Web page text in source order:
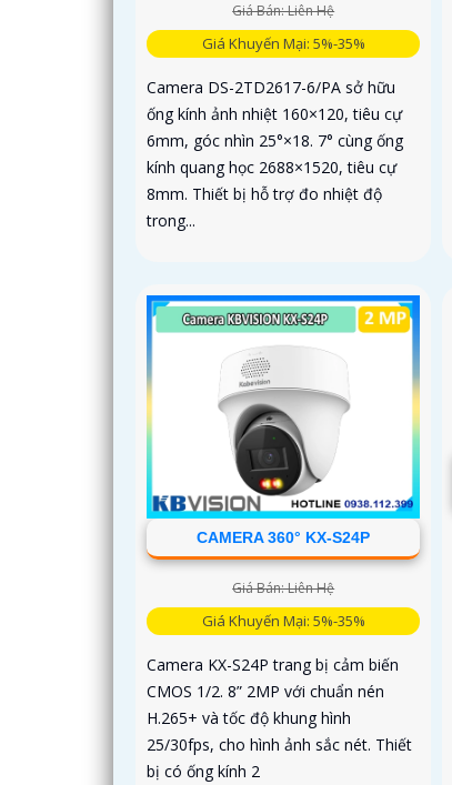
Giá Bán: Liên Hệ
Giá Khuyến Mại: 5%-35%
Camera DS-2TD2617-6/PA sở hữu
ống kính ảnh nhiệt 160×120, tiêu cự
6mm, góc nhìn 25°×18. 7° cùng ống
kính quang học 2688×1520, tiêu cự
8mm. Thiết bị hỗ trợ đo nhiệt độ
trong...
CAMERA 360° KX-S24P
Giá Bán: Liên Hệ
Giá Khuyến Mại: 5%-35%
Camera KX-S24P trang bị cảm biến
CMOS 1/2. 8” 2MP với chuẩn nén
H.265+ và tốc độ khung hình
25/30fps, cho hình ảnh sắc nét. Thiết
bị có ống kính 2